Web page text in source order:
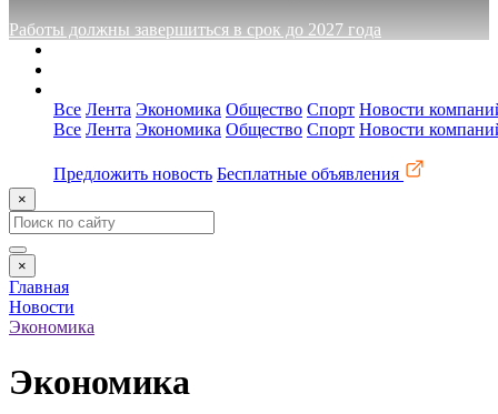
Работы должны завершиться в срок до 2027 года
Все Лента Экономика Общество Спорт Новости
Все Лента Экономика Общество Спорт Новости
Предложить новость Бесплатные объявления
×
×
Главная
Новости
Экономика
Экономика